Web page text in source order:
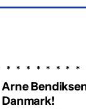
Arne
Danmark!